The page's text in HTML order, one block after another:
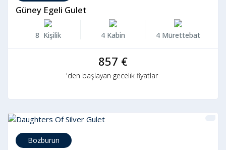
Güney Egeli Gulet
8 Kişilik 4 Kabin 4 Mürettebat
857 €
'den başlayan gecelik fiyatlar
Bozburun